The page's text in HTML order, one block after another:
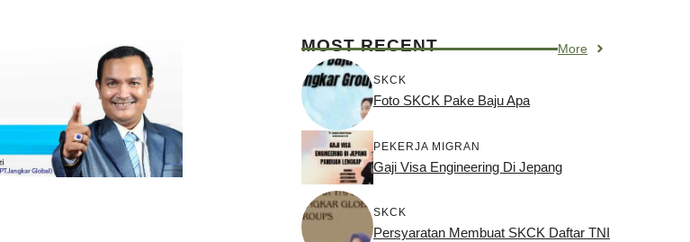
MOST RECENT More
SKCK
Foto SKCK Pake Baju Apa
PEKERJA MIGRAN
Gaji Visa Engineering Di Jepang
SKCK
Persyaratan Membuat SKCK Daftar TNI